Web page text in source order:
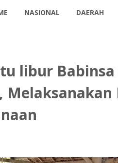
NASIONAL DAERAH
libur Babinsa